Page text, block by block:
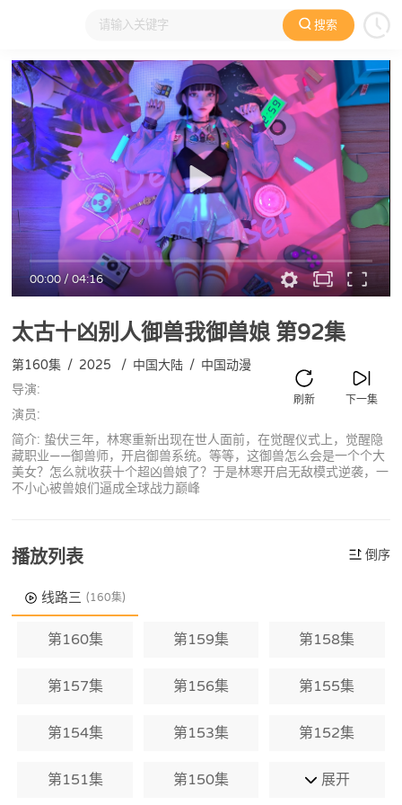
搜索
大家在看 日本动漫 国产动漫 欧美动漫 动漫电影
00:00/04:16
太古十凶别人御兽我御兽娘第92集
下一集
刷新
第160集 / 2025 / 中国大陆 / 中国动漫
导演:
演员:
简介: 蛰伏三年，林寒重新出现在世人面前，在觉醒仪式上，觉醒隐
藏职业——御兽师，开启御兽系统。等等，这御兽怎么会是一个个大
美女？怎么就收获十个超凶兽娘了？于是林寒开启无敌模式逆袭，一
不小心被兽娘们逼成全球战力巅峰
播放列表 倒序
线路三 (160集)
第160集 第159集 第158集
第157集 第156集 第155集
第154集 第153集 第152集
第151集 第150集 展开